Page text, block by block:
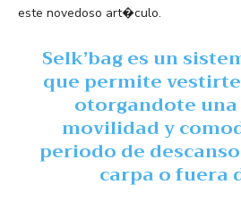
este novedoso art�culo.
Selk’bages un
que permite
otorgandote
movilidad y
periodo de
carpa o fuera